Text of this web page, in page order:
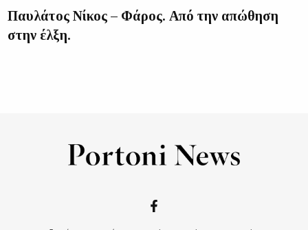
Παυλάτος Νίκος – Φάρος. Από την απώθηση
στην έλξη.